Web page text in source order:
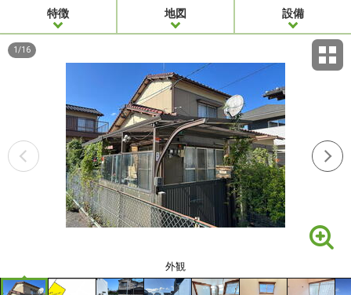
特徴 地図 設備
外観
1 /16